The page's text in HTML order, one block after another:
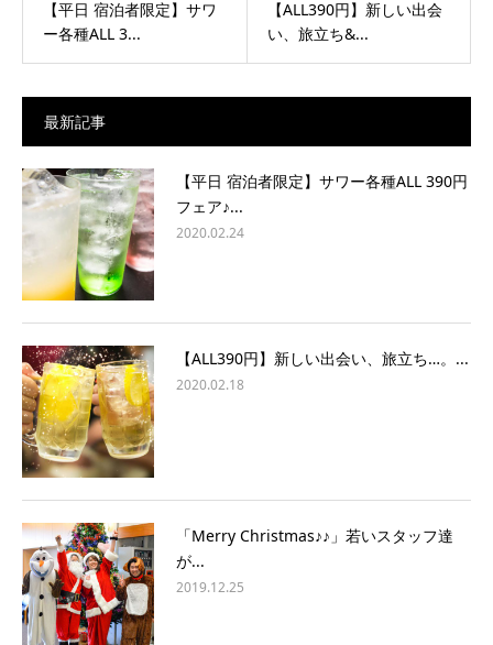
【平日 宿泊者限定】サワ
ー各種ALL 3...
【ALL390円】新しい出会
い、旅立ち&...
最新記事
【平日 宿泊者限定】サワー各種ALL 390円
フェア♪...
2020.02.24
【ALL390円】新しい出会い、旅立ち…。...
2020.02.18
「Merry Christmas♪♪」若いスタッフ達
が...
2019.12.25